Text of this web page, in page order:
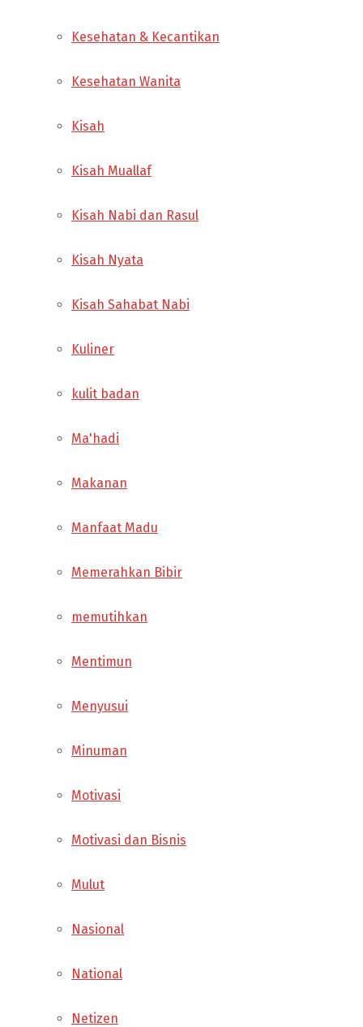
Kesehatan & Kecantikan
Kesehatan Wanita
Kisah
Kisah Muallaf
Kisah Nabi dan Rasul
Kisah Nyata
Kisah Sahabat Nabi
Kuliner
kulit badan
Ma'hadi
Makanan
Manfaat Madu
Memerahkan Bibir
memutihkan
Mentimun
Menyusui
Minuman
Motivasi
Motivasi dan Bisnis
Mulut
Nasional
National
Netizen